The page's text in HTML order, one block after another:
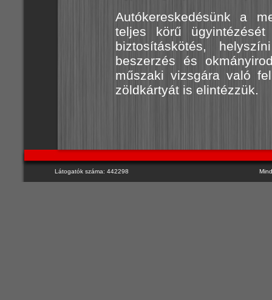
Autókereskedésünk a
teljes körű ügyintézését
biztosításkötés,
beszerzés és
műszaki vizsgára való
zöldkártyát is elintézzük.
Látogatók száma: 442298